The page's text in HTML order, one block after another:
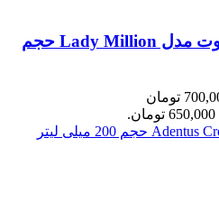
بادی اسپلش زنانه هیلدا بیوت مدل Lady Million حجم
قیمت اصلی: 700,000 تومان